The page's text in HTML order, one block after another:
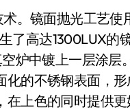
。镜面抛光工艺使
了高达1300LUX的
炉中镀上一层涂层
化的不锈钢表面，
上色的同时提供